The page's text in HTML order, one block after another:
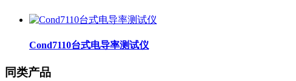
Cond7110台式电导率测试仪
同类产品